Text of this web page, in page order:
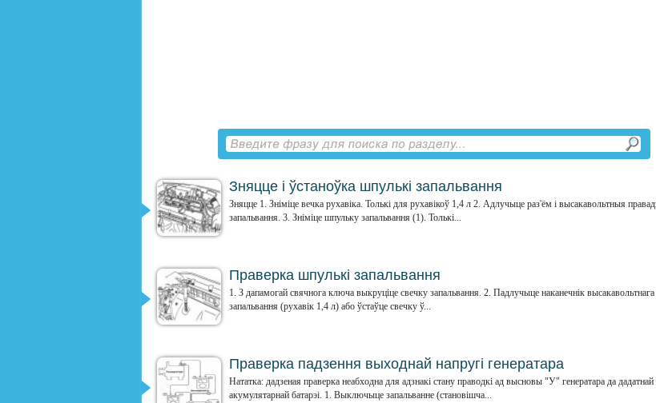
Зняцце і ўстаноўка шпулькі запальвання
Зняцце 1. Зніміце вечка рухавіка. Толькі для рухавікоў 1,4 л 2. Адлучыце раз'ём і высакавольтныя
запальвання. 3. Зніміце шпульку запальвання (1). Толькі...
Праверка шпулькі запальвання
1. З дапамогай свячнога ключа выкруціце свечку запальвання. 2. Падлучыце наканечнік высакавольтнага
запальвання (рухавік 1,4 л) або ўстаўце свечку ў...
Праверка падзення выходнай напругі генератара
Нататка: дадзеная праверка неабходна для адзнакі стану праводкі ад высновы "У" генератара да
акумулятарнай батарэі. 1. Выключыце запальванне (становішча...